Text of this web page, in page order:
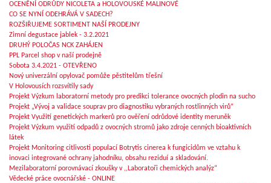
OCENĚNÍ ODRŮDY NICOLETA a HOLOVOUSKÉ MALINOVÉ
CO SE NYNÍ ODEHRÁVÁ V SADECH?
ROZŠIŘUJEME SORTIMENT NAŠÍ PRODEJNY
Zimní degustace jablek - 3.2.2021
DRUHÝ POLOČAS NCK ZAHÁJEN
PPL Parcel shop v naší prodejně
Sobota 3.4.2021 - OTEVŘENO
Nový univerzální opylovač pomůže pěstitelům třešní
V Holovousích rozsvítily sady
Projekt Výzkum laboratorní metody pro predikci tolerance ovocných plodin na sucho
Projekt „Vývoj a validace souprav pro diagnostiku vybraných rostlinných virů“
Projekt Využití genetických markerů pro ověření odrůdové identity meruněk
Projekt Výzkum využití odpadů z ovocných stromů jako zdroje cenných bioaktivních
látek
Projekt Monitoring citlivosti populací Botrytis cinerea k fungicidům ve vztahu k
inovaci integrované ochrany jahodníku, obsahu reziduí a skladování.
Mezilaboratorní porovnávací zkoušky v ,,Laboratoři chemických analýz“
Vědecké práce ovocnářské - ONLINE